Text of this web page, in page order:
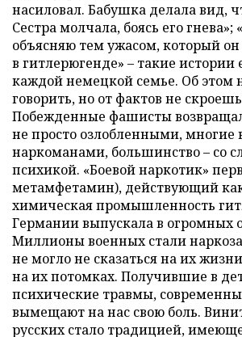
насиловал. Бабушка делала вид,
Сестра молчала, боясь его
объясняю тем ужасом, который
в гитлерюгенде» – такие истории
каждой немецкой семье. Об этом
говорить, но от фактов не
Побежденные фашисты
не просто озлобленными, многие
наркоманами, большинство – со
психикой. «Боевой наркотик»
метамфетамин), действующий
химическая промышленность
Германии выпускала в огромных
Миллионы военных стали
не могло не сказаться на их
на их потомках. Получившие в
психические травмы,
вымещают на нас свою боль.
русских стало традицией,